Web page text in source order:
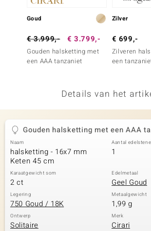
Goud
€ 3.999,- € 3.799,-
Gouden halsketting met
een AAA tanzaniet
Zilver
€ 699,-
Zilveren
een
Details van het
Gouden halsketting met een AAA
Naam
halsketting - 16x7 mm
Keten 45 cm
Aantal
1
Karaatgewicht som
2 ct
Edelmetaal
Geel Goud
Legering
750 Goud / 18K
Metaalgewicht
1,99 g
Ontwerp
Solitaire
Merk
Cirari